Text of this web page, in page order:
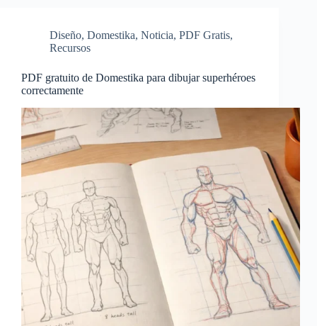
Diseño, Domestika, Noticia, PDF Gratis,
Recursos
PDF gratuito de Domestika para dibujar superhéroes
correctamente